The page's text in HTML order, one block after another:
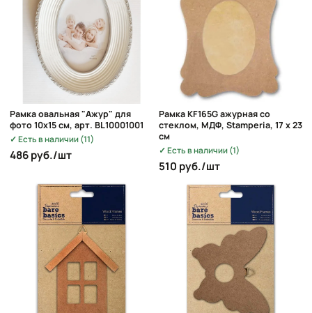
Рамка овальная "Ажур" для
фото 10х15 см, арт. BL10001001
Есть в наличии (11)
486 руб./шт
Рамка KF165G ажурная со
стеклом, МДФ, Stamperia, 17 x 23
cм
Есть в наличии (1)
510 руб./шт